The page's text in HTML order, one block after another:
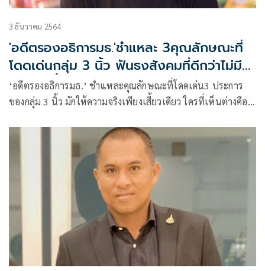
3 ธันวาคม 2564
'อดีตรองอธิการมธ.'ชำแหละ 3คุณลักษณะที่
โดดเด่นกลุ่ม 3 นิ้ว ฟันธงสังคมที่ดีกว่าไม่มี
ทางเกิดขึ้นได้
‘อดีตรองอธิการมธ.’ ชำแหละคุณลักษณะที่โดดเด่น3 ประการ
ของกลุ่ม 3 นิ้ว มักให้ความจริงเพียงเสี้ยวเดียว ใครที่เห็นต่างคือ
เหลื่อมล้ำ ฟันธงสังคมที่ดีกว่าไม่มีทางเกิดขึ้นได้